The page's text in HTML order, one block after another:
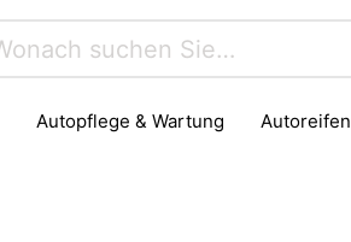
Autopflege & Wartung Autoreifen